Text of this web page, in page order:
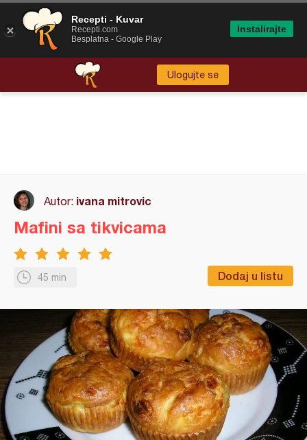
Ulogujte se
Autor: ivana mitrovic
45 min Dodaj u listu
Mafini sa tikvicama
Recepti - Kuvar
Recepti.com
Besplatna - Google Play
Instalirajte